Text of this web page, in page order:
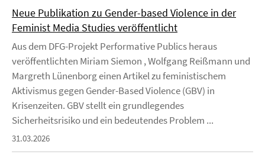
Neue Publikation zu Gender-based Violence in der
Feminist Media Studies veröffentlicht
Aus dem DFG-Projekt Performative Publics heraus
veröffentlichten Miriam Siemon , Wolfgang Reißmann und
Margreth Lünenborg einen Artikel zu feministischem
Aktivismus gegen Gender-Based Violence (GBV) in
Krisenzeiten. GBV stellt ein grundlegendes
Sicherheitsrisiko und ein bedeutendes Problem ...
31.03.2026